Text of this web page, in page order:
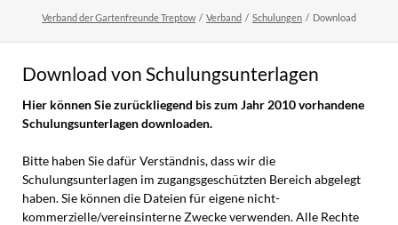
Verband der Gartenfreunde Treptow Verband Schulungen Download
Download von Schulungsunterlagen
Hier können Sie zurückliegend bis zum Jahr 2010 vorhandene
Schulungsunterlagen downloaden.
Bitte haben Sie dafür Verständnis, dass wir die
Schulungsunterlagen im zugangsgeschützten Bereich abgelegt
haben. Sie können die Dateien für eigene nicht-
kommerzielle/vereinsinterne Zwecke verwenden. Alle Rechte